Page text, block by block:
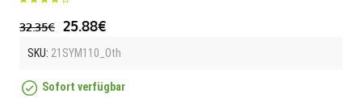
32.35€ 25.88€
SKU: 21SYM110_Oth
Sofort verfügbar